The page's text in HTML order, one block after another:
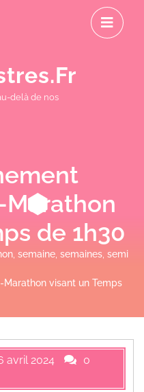
delà de nos
Marathon
de 1h30
semaine semaines semi
Marathon visant un Temps
avril 2024
0